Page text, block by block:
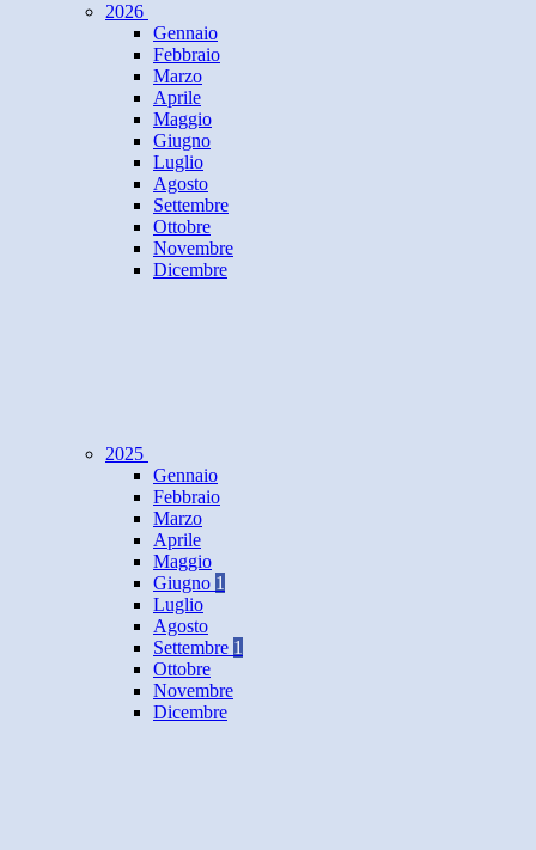
2026
Gennaio
Febbraio
Marzo
Aprile
Maggio
Giugno
Luglio
Agosto
Settembre
Ottobre
Novembre
Dicembre
2025
Gennaio
Febbraio
Marzo
Aprile
Maggio
Giugno 1
Luglio
Agosto
Settembre 1
Ottobre
Novembre
Dicembre